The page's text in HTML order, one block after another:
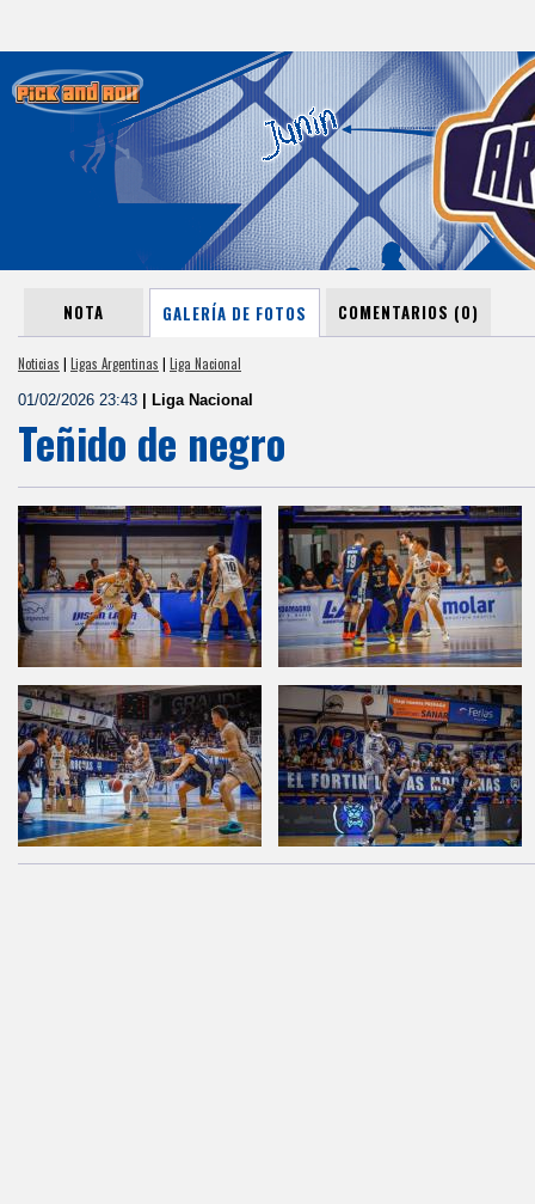
NOTA GALERÍA DE FOTOS COMENTARIOS (0)
Noticias | Ligas Argentinas | Liga Nacional
01/02/2026 23:43 | Liga Nacional
Teñido de negro